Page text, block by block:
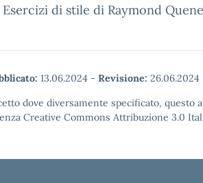
Esercizi di stile di Raymond
13.06.2024 - Revisione: 26.06.2024
dove diversamente specificato, questo
Creative Commons Attribuzione 3.0